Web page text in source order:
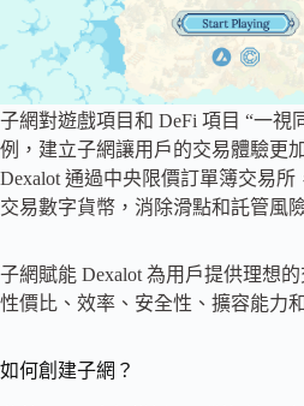
子網對遊戲項目和 DeFi 項目 “一視
例，建立子網讓用戶的交易體驗更
Dexalot 通過中央限價訂單簿交易
交易數字貨幣，消除滑點和託管風
子網賦能 Dexalot 為用戶提供理想
性價比、效率、安全性、擴容能力
如何創建子網？